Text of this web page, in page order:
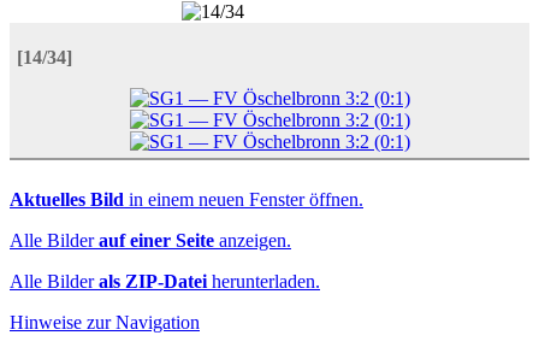
[14/34]
Aktuelles Bild in einem neuen Fenster öffnen.
Alle Bilderauf einer Seite anzeigen.
Alle Bilderals ZIP-Datei herunterladen.
Hinweise zur Navigation